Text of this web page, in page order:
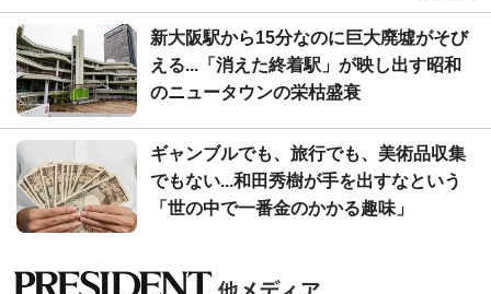
新大阪駅から15分なのに巨大廃墟がそび
える...「消えた終着駅」が映し出す昭和
のニュータウンの栄枯盛衰
ギャンブルでも、旅行でも、美術品収集
でもない...和田秀樹が手を出すなという
「世の中で一番金のかかる趣味」